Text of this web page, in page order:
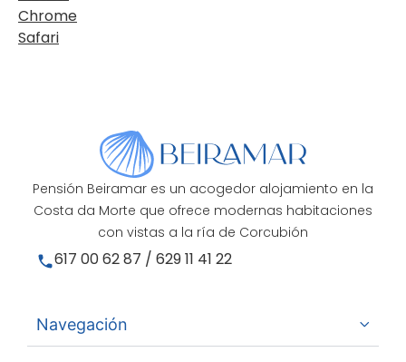
Chrome
Safari
Pensión Beiramar es un acogedor alojamiento en la
Costa da Morte que ofrece modernas habitaciones
con vistas a la ría de Corcubión
617 00 62 87 / 629 11 41 22
Navegación